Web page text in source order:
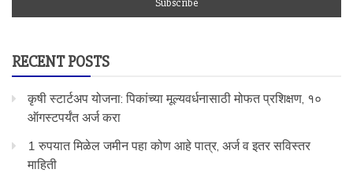
RECENT POSTS
कृषी स्टार्टअप योजना: पिकांच्या मूल्यवर्धनासाठी मोफत प्रशिक्षण, १०
ऑगस्टपर्यंत अर्ज करा
1 रुपयात मिळेल जमीन पहा कोण आहे पात्र, अर्ज व इतर सविस्तर
माहिती